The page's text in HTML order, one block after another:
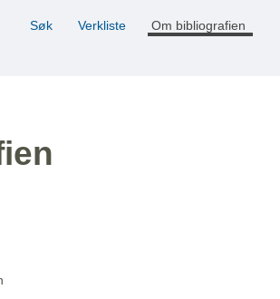
Søk Verkliste Om bibliografien